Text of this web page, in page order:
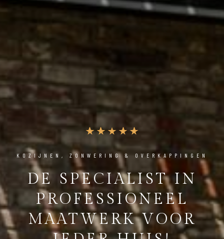
KOZIJNEN, ZONWERING & OVERKAPPINGEN
DE SPECIALIST IN
PROFESSIONEEL
MAATWERK VOOR